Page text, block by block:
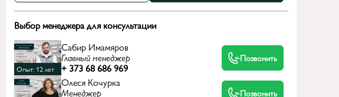
Выбор менеджера для консультации
Опыт: 12 лет
Сабир Имамяров
Главный менеджер
+ 373 68 686 969
Позвонить
Олеся Кочурка
Менеджер Позвонить